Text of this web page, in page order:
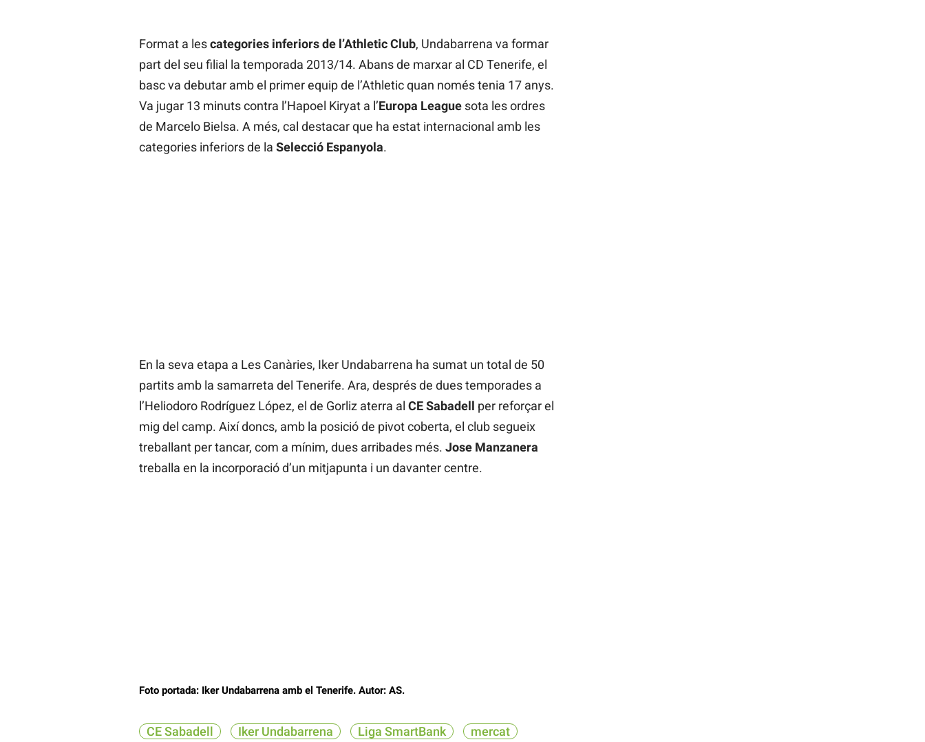
Format a lescategories inferiors de l’Athletic Club, Undabarrena va formar
part del seu filial la temporada 2013/14. Abans de marxar al CD Tenerife, el
basc va debutar amb el primer equip de l’Athletic quan només tenia 17 anys.
Va jugar 13 minuts contra l’Hapoel Kiryat a l’Europa Leaguesota les ordres
de Marcelo Bielsa. A més, cal destacar que ha estat internacional amb les
categories inferiors de la Selecció Espanyola.
En la seva etapa a Les Canàries, Iker Undabarrena ha sumat un total de 50
partits amb la samarreta del Tenerife. Ara, després de dues temporades a
l’Heliodoro Rodríguez López, el de Gorliz aterra al CE Sabadell per reforçar el
mig del camp. Així doncs, amb la posició de pivot coberta, el club segueix
treballant per tancar, com a mínim, dues arribades més. Jose Manzanera
treballa en la incorporació d’un mitjapunta i un davanter centre.
Foto portada: Iker Undabarrena amb el Tenerife. Autor: AS.
CE Sabadell Iker Undabarrena Liga SmartBank mercat